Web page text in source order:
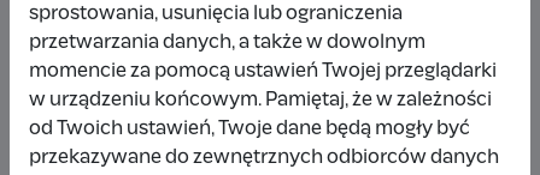
Wpłata anonimowa
10 zł rok temu
Wpłata anonimowa
sprostowania, usunięcia lub ograniczenia
przetwarzania danych, a także w dowolnym
momencie za pomocą ustawień Twojej przeglądarki
w urządzeniu końcowym. Pamiętaj, że w zależności
od Twoich ustawień, Twoje dane będą mogły być
przekazywane do zewnętrznych odbiorców danych